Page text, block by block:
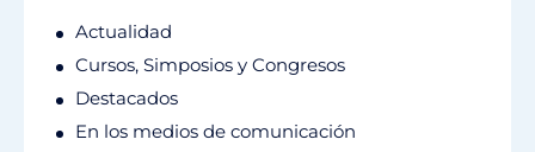
Actualidad
Cursos, Simposios y Congresos
Destacados
En los medios de comunicación